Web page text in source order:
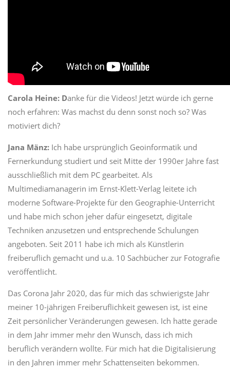
Carola Heine: Danke für die Videos! Jetzt würde ich gerne
noch erfahren: Was machst du denn sonst noch so? Was
motiviert dich?
Jana Mänz: Ich habe ursprünglich Geoinformatik und
Fernerkundung studiert und seit Mitte der 1990er Jahre fast
ausschließlich mit dem PC gearbeitet. Als
Multimediamanagerin im Ernst-Klett-Verlag leitete ich
moderne Software-Projekte für den Geographie-Unterricht
und habe mich schon jeher dafür eingesetzt, digitale
Techniken anzusetzen und entsprechende Schulungen
angeboten. Seit 2011 habe ich mich als Künstlerin
freiberuflich gemacht und u.a. 10 Sachbücher zur Fotografie
veröffentlicht.
Das Corona Jahr 2020, das für mich das schwierigste Jahr
meiner 10-jährigen Freiberuflichkeit gewesen ist, ist eine
Zeit persönlicher Veränderungen gewesen. Ich hatte gerade
in dem Jahr immer mehr den Wunsch, dass ich mich
beruflich verändern wollte. Für mich hat die Digitalisierung
in den Jahren immer mehr Schattenseiten bekommen.